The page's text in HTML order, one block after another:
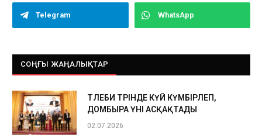
Telegram WhatsApp
СОҢҒЫ ЖАҢАЛЫҚТАР
ТӨЛЕБИ ТӨРІНДЕ КҮЙ КҮМБІРЛЕП,
ДОМБЫРА ҮНІ АСҚАҚТАДЫ
02.07.2026